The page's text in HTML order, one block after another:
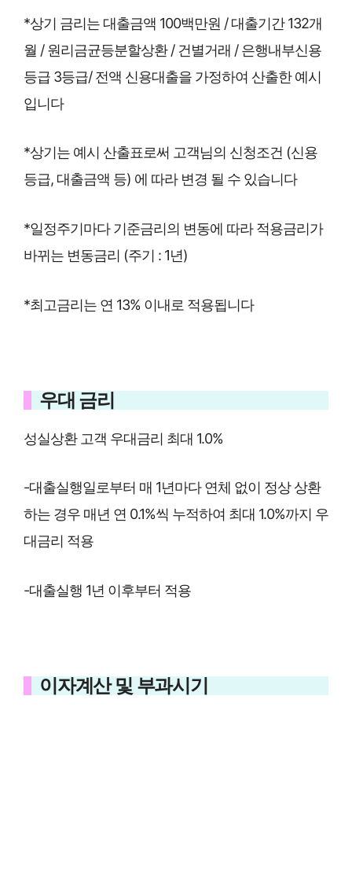
*상기 금리는 대출금액 100백만원 / 대출기간 132개
월 / 원리금균등분할상환 / 건별거래 / 은행내부신용
등급 3등급/ 전액 신용대출을 가정하여 산출한 예시
입니다
*상기는 예시 산출표로써 고객님의 신청조건 (신용
등급, 대출금액 등) 에 따라 변경 될 수 있습니다
*일정주기마다 기준금리의 변동에 따라 적용금리가
바뀌는 변동금리 (주기 : 1년)
*최고금리는 연 13% 이내로 적용됩니다
우대 금리
성실상환 고객 우대금리 최대 1.0%
-대출실행일로부터 매 1년마다 연체 없이 정상 상환
하는 경우 매년 연 0.1%씩 누적하여 최대 1.0%까지 우
대금리 적용
-대출실행 1년 이후부터 적용
이자계산 및 부과시기